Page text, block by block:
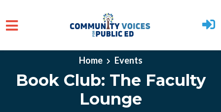
Skip to main content
Home Events
Book Club: The Faculty
Lounge